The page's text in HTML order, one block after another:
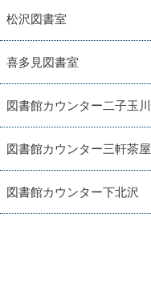
松沢図書室
喜多見図書室
図書館カウンター二子玉川
図書館カウンター三軒茶屋
図書館カウンター下北沢